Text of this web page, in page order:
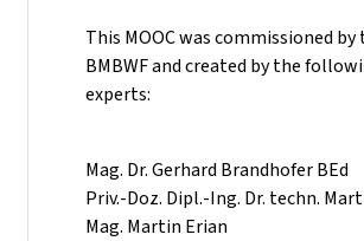
This MOOC was commissioned by
BMBWF and created by the
experts:
Mag. Dr. Gerhard Brandhofer BEd
Priv.-Doz. Dipl.-Ing. Dr. techn.
Mag. Martin Erian